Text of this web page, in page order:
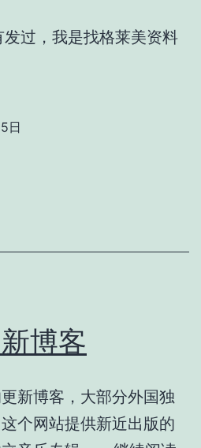
过，我是找格莱美资料
日
博客
新博客，大部分外国独
个网站提供新近出版的